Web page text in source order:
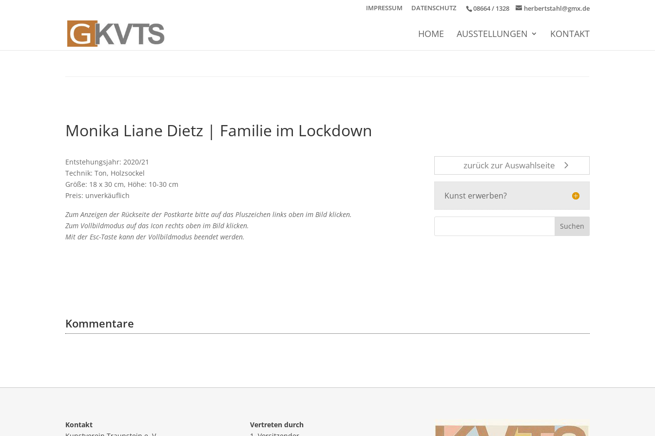
08664 / 1328 herbertstahl@gmx.de
IMPRESSUM DATENSCHUTZ
HOME AUSSTELLUNGEN KONTAKT
Monika Liane Dietz | Familie im Lockdown
Entstehungsjahr: 2020/21
Technik: Ton, Holzsockel
Größe: 18 x 30 cm, Höhe: 10-30 cm
Preis: unverkäuflich
Zum Anzeigen der Rückseite der Postkarte bitte auf das Pluszeichen links oben im Bild klicken.
Zum Vollbildmodus auf das Icon rechts oben im Bild klicken.
Mit der Esc-Taste kann der Vollbildmodus beendet werden.
zurück zur Auswahlseite
Kunst erwerben?
Kommentare
Kontakt
Vertreten durch